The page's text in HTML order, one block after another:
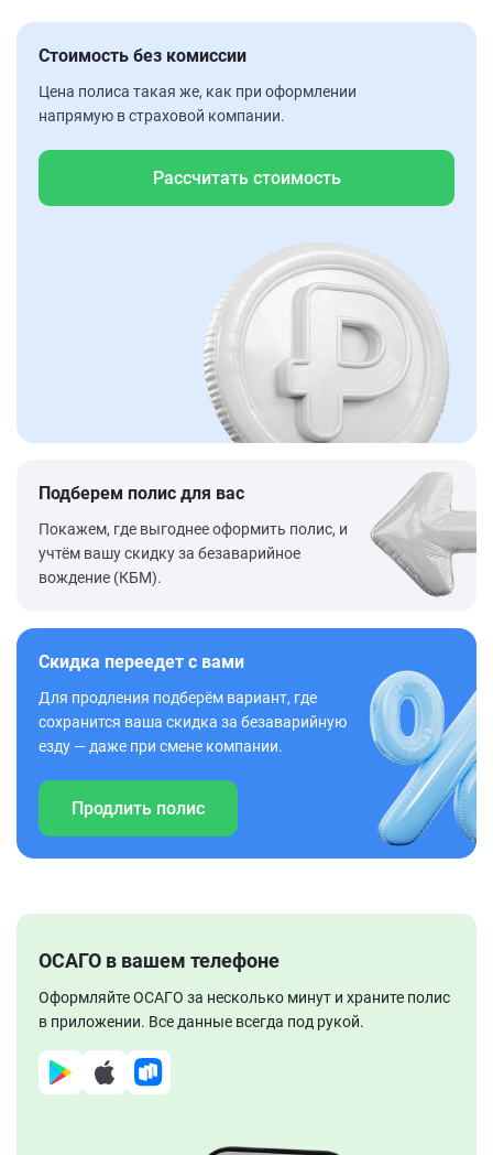
Стоимость без комиссии
Цена полиса такая же, как при оформлении
напрямую в страховой компании.
Рассчитать стоимость
Подберем полис для вас
Покажем, где выгоднее оформить полис, и
учтём вашу скидку за безаварийное
вождение (КБМ).
Скидка переедет с вами
Для продления подберём вариант, где
сохранится ваша скидка за безаварийную
езду — даже при смене компании.
Продлить полис
ОСАГО в вашем телефоне
Оформляйте ОСАГО за несколько минут и храните полис
в приложении. Все данные всегда под рукой.